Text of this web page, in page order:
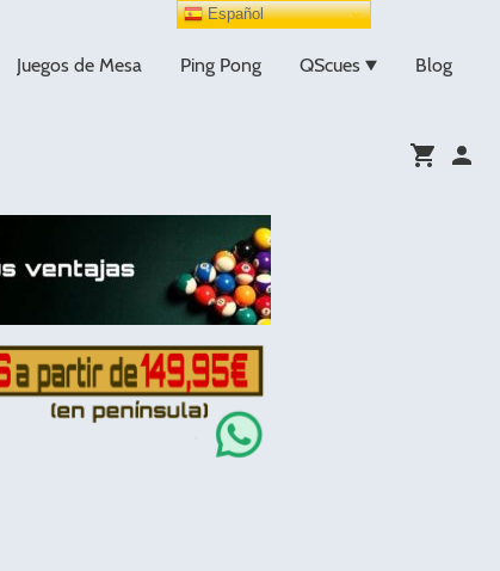
Juegos de Mesa Ping Pong QScues Blog
Español